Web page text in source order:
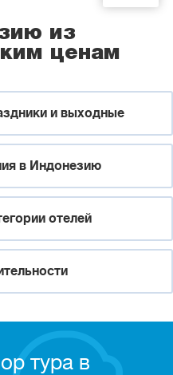
из
ценам
и выходные
в Индонезию
отелей
тура в